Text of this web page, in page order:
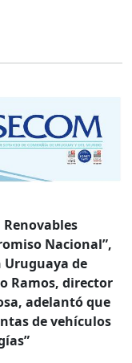
Renovables
Nacional”,
Uruguaya de
Ramos, director
adelantó que
de vehículos